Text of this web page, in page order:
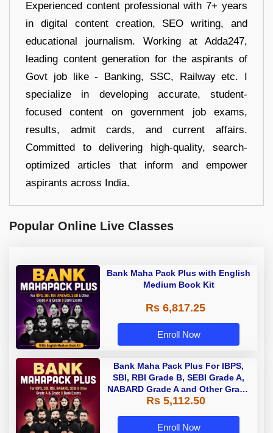
Experienced content professional with 7+ years
in digital content creation, SEO writing, and
educational journalism. Working at Adda247,
leading content generation for the aspirants of
Govt job like - Banking, SSC, Railway etc. I
specialize in developing accurate, student-
focused content on government job exams,
results, admit cards, and current affairs.
Committed to delivering high-quality, search-
optimized articles that inform and empower
aspirants across India.
Popular Online Live Classes
Bank Maha Pack Plus with English
Medium Book Kit
Rs 6,817.25
Enroll Now
Bank Maha Pack Plus For IBPS,
SBI, RBI Grade B, SEBI Grade A,
NABARD Grade A and Other Grade
A & Grade B Bank Exams
Rs 5,112.50
Enroll Now